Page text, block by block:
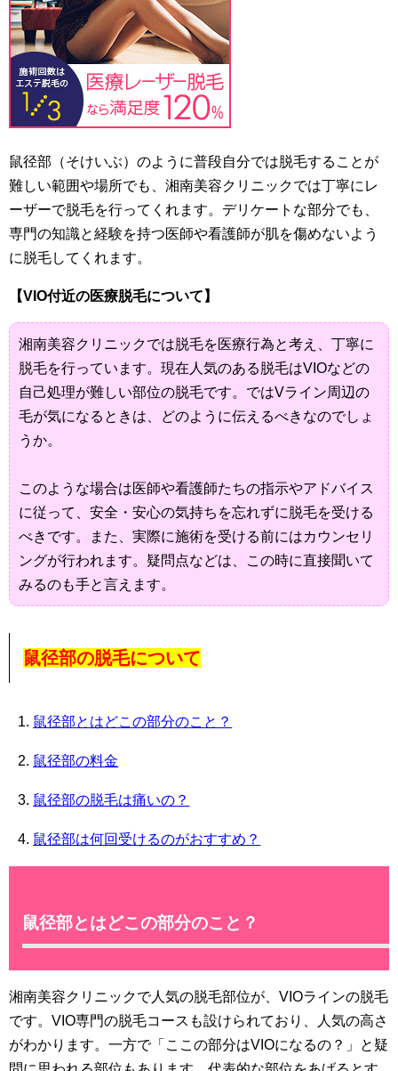
鼠径部（そけいぶ）のように普段自分では脱毛することが
難しい範囲や場所でも、湘南美容クリニックでは丁寧にレ
ーザーで脱毛を行ってくれます。デリケートな部分でも、
専門の知識と経験を持つ医師や看護師が肌を傷めないよう
に脱毛してくれます。
【VIO付近の医療脱毛について】
湘南美容クリニックでは脱毛を医療行為と考え、丁寧に
脱毛を行っています。現在人気のある脱毛はVIOなどの
自己処理が難しい部位の脱毛です。ではVライン周辺の
毛が気になるときは、どのように伝えるべきなのでしょ
うか。
このような場合は医師や看護師たちの指示やアドバイス
に従って、安全・安心の気持ちを忘れずに脱毛を受ける
べきです。また、実際に施術を受ける前にはカウンセリ
ングが行われます。疑問点などは、この時に直接聞いて
みるのも手と言えます。
鼠径部の脱毛について
鼠径部とはどこの部分のこと？
鼠径部の料金
鼠径部の脱毛は痛いの？
鼠径部は何回受けるのがおすすめ？
鼠径部とはどこの部分のこと？
湘南美容クリニックで人気の脱毛部位が、VIOラインの脱毛
です。VIO専門の脱毛コースも設けられており、人気の高さ
がわかります。一方で「ここの部分はVIOになるの？」と疑